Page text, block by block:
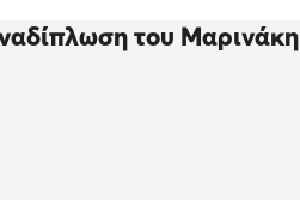
του Μαρινάκη